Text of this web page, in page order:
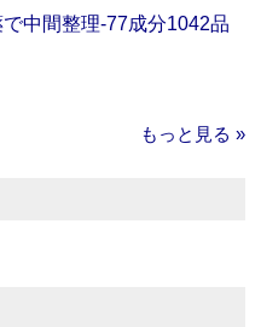
中間整理‐77成分1042品
もっと見る »